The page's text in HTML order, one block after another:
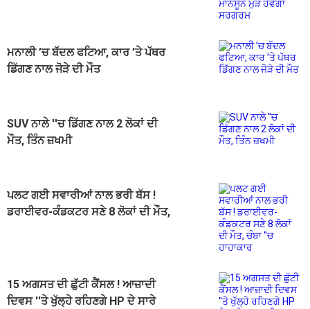
ਮਨਾਲੀ ’ਚ ਬੱਦਲ ਫਟਿਆ, ਕਾਰ ’ਤੇ ਪੱਥਰ
ਡਿੱਗਣ ਨਾਲ ਜੋੜੇ ਦੀ ਮੌਤ
SUV ਨਾਲੇ ''ਚ ਡਿੱਗਣ ਨਾਲ 2 ਲੋਕਾਂ ਦੀ
ਮੌਤ, ਤਿੰਨ ਜ਼ਖਮੀ
ਪਲਟ ਗਈ ਸਵਾਰੀਆਂ ਨਾਲ ਭਰੀ ਬੱਸ !
ਡਰਾਈਵਰ-ਕੰਡਕਟਰ ਸਣੇ 8 ਲੋਕਾਂ ਦੀ ਮੌਤ,
15 ਅਗਸਤ ਦੀ ਛੁੱਟੀ ਕੈਂਸਲ ! ਆਜ਼ਾਦੀ
ਦਿਵਸ ''ਤੇ ਖੁੱਲ੍ਹੇ ਰਹਿਣਗੇ HP ਦੇ ਸਾਰੇ